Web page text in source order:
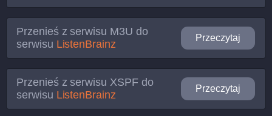
Przenieś z serwisu M3U do
serwisu ListenBrainz
Przeczytaj
Przenieś z serwisu XSPFdo
serwisu ListenBrainz
Przeczytaj